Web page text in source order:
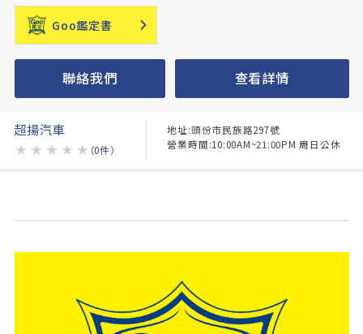
Goo鑑定書
聯絡我們 查看詳情
超揚汽車
★ ★ ★ ★ ★ （0件）
地址:頭份市民族路297號
營業時間:10:00AM~21:00PM 周日公休